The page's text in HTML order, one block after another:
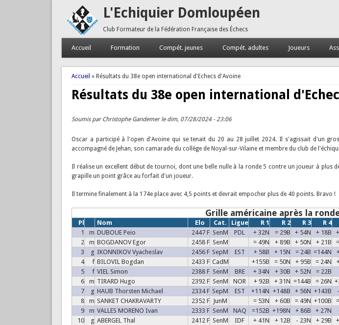
L'Echiquier Domloupéen
Club Formateur de la Fédération Française des Échecs
Accueil Formation Compét. jeunes Compét. adultes Joueurs
Vous êtes ici
Accueil » Résultats du 38e open international d'Echecs d'Avoine
Résultats du 38e open international
Soumis par Christophe Gandemerle dim, 07/28/2024 - 23:06
Oscar a participé à l'open d'Avoine qui se tenait du 20 au 28 juillet 2024. Il s'agissait d'un
accompagné de Jehan, son camarade du collège de Noyal-sur-Vilaine et membre du club de
Il réalise un excellent début de tournoi, dont une belle nulle à la ronde 5 contre un joueur à plus
grapille un point grâce au forfait d'un joueur.
Il termine finalement à la 174e place avec 4,5 points et devrait empocher plus de 40 points. Bravo !
Grille américaine après la
Pl Nom Elo Cat. Ligue R 1 R 2 R 3 R 4
1
m DUBOUE Peio 2447 F SenM PDL + 32N = 29B + 54N + 18B
2
m BOGDANOV Egor 2458 F SenM = 49N + 89B + 50N + 21B
3
g IKONNIKOV Vyacheslav 2456 F SepM EST + 58B + 15N = 24B =144N
4
f BILOVIL Bogdan 2433 F CadM +155B = 50N + 95B = 24N
5
f VIEL Simon 2388 F SenM BRE + 34N + 30B + 52N = 22B
6
m TIRARD Hugo 2392 F SenM NOR + 92B + 31N =144B = 26N
7
g HAUB Thorsten Michael 2334 F SepM EST +114N +148B + 56N +143B
8
m SANKET CHAKRAVARTY 2352 F JunM = 53N + 60B = 49N +100B
9
m VALLES MORENO Ivan 2333 F SenM NAQ =152B +198N + 86B + 27N
10
g ABERGEL Thal 2412 F SenM IDF + 41N + 12B - 23N + 29B